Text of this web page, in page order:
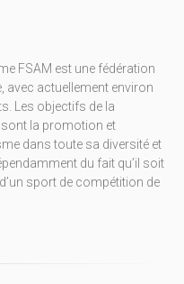
FSAM est une fédération
avec actuellement environ
Les objectifs de la
sont la promotion et
dans toute sa diversité et
du fait qu’il soit
sport de compétition de